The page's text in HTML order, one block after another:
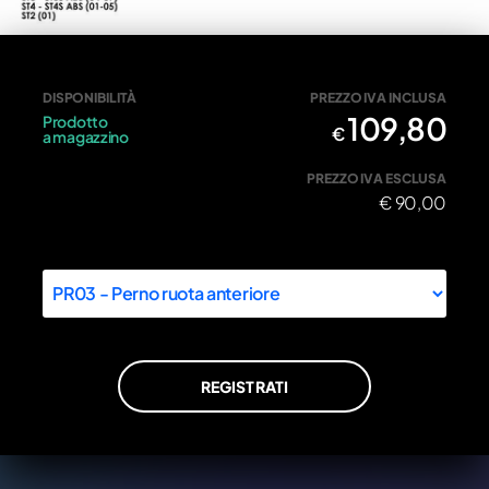
Perno ruota Ducati 81910171C
DISPONIBILITÀ
Prodotto
a magazzino
PREZZO IVA INCLUSA
€109,80
PREZZO IVA ESCLUSA
€90,00
REGISTRATI